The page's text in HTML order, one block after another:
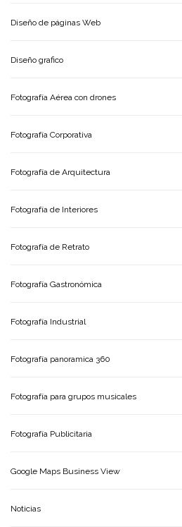
Diseño de páginas Web
Diseño grafico
Fotografía Aérea con drones
Fotografía Corporativa
Fotografía de Arquitectura
Fotografía de Interiores
Fotografía de Retrato
Fotografía Gastronómica
Fotografía Industrial
Fotografía panoramica 360
Fotografía para grupos musicales
Fotografía Publicitaria
Google Maps Business View
Noticias